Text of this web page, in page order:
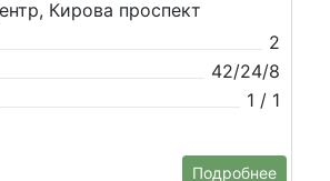
Кирова проспект
2
42/24/8
1 / 1
Подробнее